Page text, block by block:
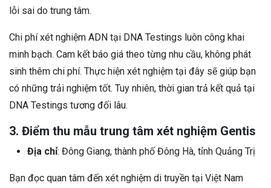
lỗi sai do trung tâm.
Chi phí xét nghiệm ADN tại DNA Testings luôn công khai
minh bạch. Cam kết báo giá theo từng nhu cầu, không phát
sinh thêm chi phí. Thực hiện xét nghiệm tại đây sẽ giúp bạn
có những trải nghiệm tốt. Tuy nhiên, thời gian trả kết quả tại
DNA Testings tương đối lâu.
3. Điểm thu mẫu trung tâm xét nghiệm Gentis
Địa chỉ: Đông Giang, thành phố Đông Hà, tỉnh Quảng Trị
Bạn đọc quan tâm đến xét nghiệm di truyền tại Việt Nam